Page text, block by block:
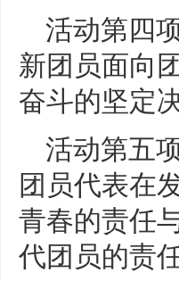
活动第四
新团员面向
奋斗的坚定决
活动第五
团员代表在
青春的责任
代团员的责